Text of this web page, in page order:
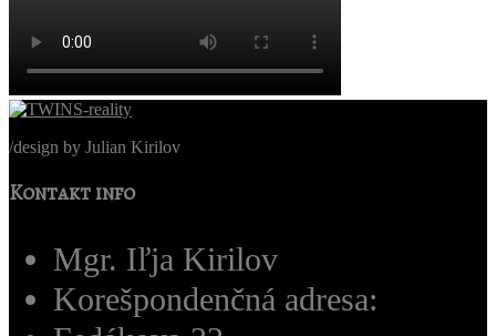
/design by Julian Kirilov
Kontakt info
Mgr. Iľja Kirilov
Korešpondenčná adresa: